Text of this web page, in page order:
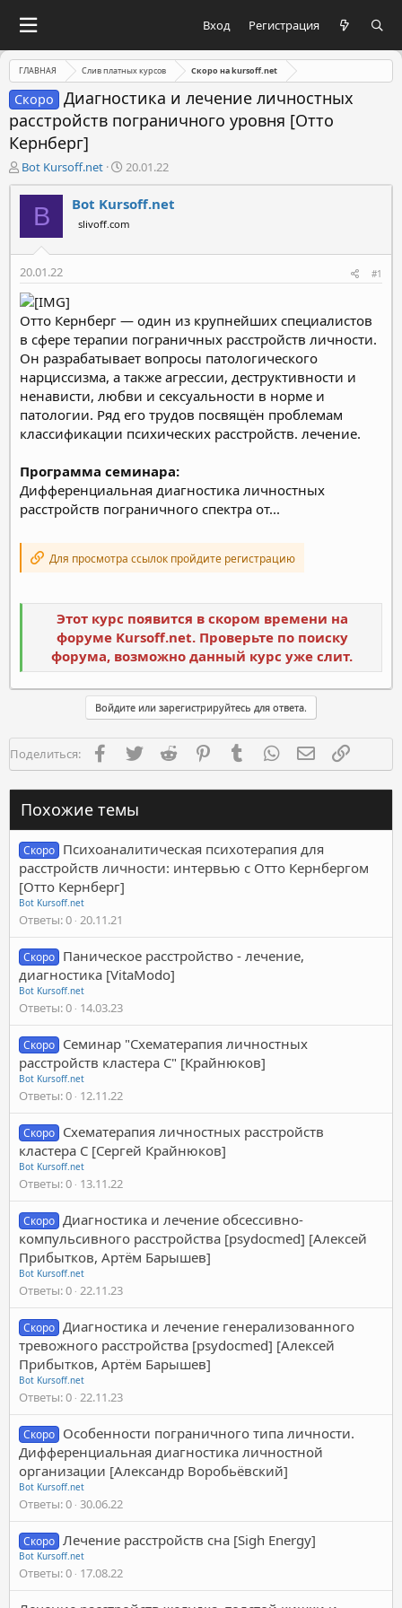
Вход Регистрация
ГЛАВНАЯ Слив платных курсов Скоро на kursoff.net
Скоро
Диагностика и лечение личностных
расстройств пограничного уровня [Отто
Кернберг]
А
в
т
м
ы
Bot Kursoff.net
Д
а
т
а
н
а
20.01.22
B Bot Kursoff.net
slivoff.com
20.01.22 #1
Отто Кернберг — один из крупнейших специалистов
в сфере терапии пограничных расстройств личности.
Он разрабатывает вопросы патологического
нарциссизма, а также агрессии, деструктивности и
ненависти, любви и сексуальности в норме и
патологии. Ряд его трудов посвящён проблемам
классификации психических расстройств. лечение.
Программа семинара:
Дифференциальная диагностика личностных
расстройств пограничного спектра от...
Для просмотра ссылок пройдите регистрацию
Этот курс появится в скором времени на
форуме Kursoff.net. Проверьте по поиску
форума, возможно данный курс уже слит.
Войдите или зарегистрируйтесь для ответа.
Поделиться: FacebookTwitter Reddit PinterestTumblr WhatsAppЭлектронная
Похожие темы
Скоро Психоаналитическая психотерапия для
расстройств личности: интервью с Отто Кернбергом
[Отто Кернберг]
Bot Kursoff.net
Ответы 0 20.11.21
Скоро Паническое расстройство - лечение,
диагностика [VitaModo]
Bot Kursoff.net
Ответы 0 14.03.23
Скоро Семинар "Схематерапия личностных
расстройств кластера С" [Крайнюков]
Bot Kursoff.net
Ответы 0 12.11.22
Скоро Схематерапия личностных расстройств
кластера С [Сергей Крайнюков]
Bot Kursoff.net
Ответы 0 13.11.22
Скоро Диагностика и лечение обсессивно-
компульсивного расстройства [psydocmed] [Алексей
Прибытков, Артём Барышев]
Bot Kursoff.net
Ответы 0 22.11.23
Скоро Диагностика и лечение генерализованного
тревожного расстройства [psydocmed] [Алексей
Прибытков, Артём Барышев]
Bot Kursoff.net
Ответы 0 22.11.23
Скоро Особенности пограничного типа личности.
Дифференциальная диагностика личностной
организации [Александр Воробьёвский]
Bot Kursoff.net
Ответы 0 30.06.22
Скоро Лечение расстройств сна [Sigh Energy]
Bot Kursoff.net
Ответы 0 17.08.22